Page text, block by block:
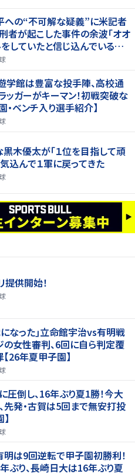
への“不可解な疑義”に米記者
が起こした事件の余波「オオ
していたと信じ込んでいる人
学館は豊富な投手陣、高校通
ッガーがキーマン！初戦突破な
・ベンチ入り選手紹介】
黒木優太が「１位を目指して頑
込んで１軍に戻ってきた
供開始！
なった｣立命館宇治vs有明戦
の女性審判、6回に自ら判定覆
26年夏甲子園】
倒し、16年ぶり夏1勝！今大
先発・古賀は5回まで無安打投
明は9回逆転で甲子園初勝利！
ぶり、長崎日大は16年ぶり夏